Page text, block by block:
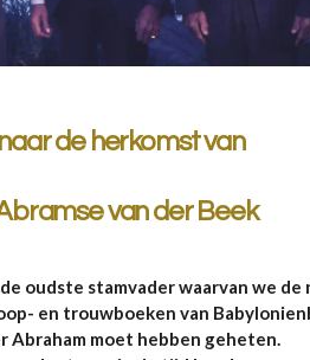
de herkomst van
van der Beek
oudste stamvader waarvan we de
en trouwboeken van
Abraham moet hebben geheten.